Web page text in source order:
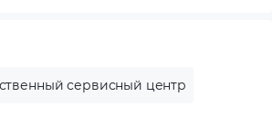
сервисный центр